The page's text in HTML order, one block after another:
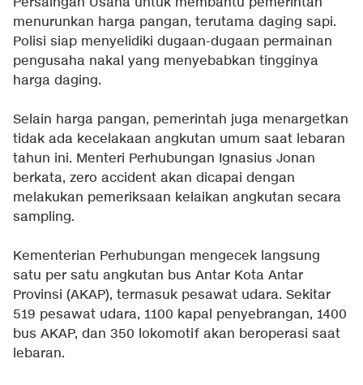
menurunkan harga pangan, terutama daging sapi.
Polisi siap menyelidiki dugaan-dugaan permainan
pengusaha nakal yang menyebabkan tingginya
harga daging.
Selain harga pangan, pemerintah juga menargetkan
tidak ada kecelakaan angkutan umum saat lebaran
tahun ini. Menteri Perhubungan Ignasius Jonan
berkata, zero accident akan dicapai dengan
melakukan pemeriksaan kelaikan angkutan secara
sampling.
Kementerian Perhubungan mengecek langsung
satu per satu angkutan bus Antar Kota Antar
Provinsi (AKAP), termasuk pesawat udara. Sekitar
519 pesawat udara, 1100 kapal penyebrangan, 1400
bus AKAP, dan 350 lokomotif akan beroperasi saat
lebaran.